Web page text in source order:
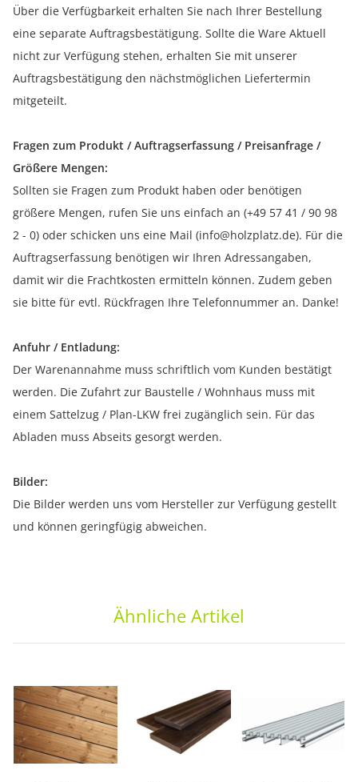
Über die Verfügbarkeit erhalten Sie nach Ihrer Bestellung
eine separate Auftragsbestätigung. Sollte die Ware Aktuell
nicht zur Verfügung stehen, erhalten Sie mit unserer
Auftragsbestätigung den nächstmöglichen Liefertermin
mitgeteilt.
Fragen zum Produkt / Auftragserfassung / Preisanfrage /
Größere Mengen:
Sollten sie Fragen zum Produkt haben oder benötigen
größere Mengen, rufen Sie uns einfach an (+49 57 41 / 90 98
2 - 0) oder schicken uns eine Mail (info@holzplatz.de). Für die
Auftragserfassung benötigen wir Ihren Adressangaben,
damit wir die Frachtkosten ermitteln können. Zudem geben
sie bitte für evtl. Rückfragen Ihre Telefonnummer an. Danke!
Anfuhr / Entladung:
Der Warenannahme muss schriftlich vom Kunden bestätigt
werden. Die Zufahrt zur Baustelle / Wohnhaus muss mit
einem Sattelzug / Plan-LKW frei zugänglich sein. Für das
Abladen muss Abseits gesorgt werden.
Bilder:
Die Bilder werden uns vom Hersteller zur Verfügung gestellt
und können geringfügig abweichen.
Ähnliche Artikel